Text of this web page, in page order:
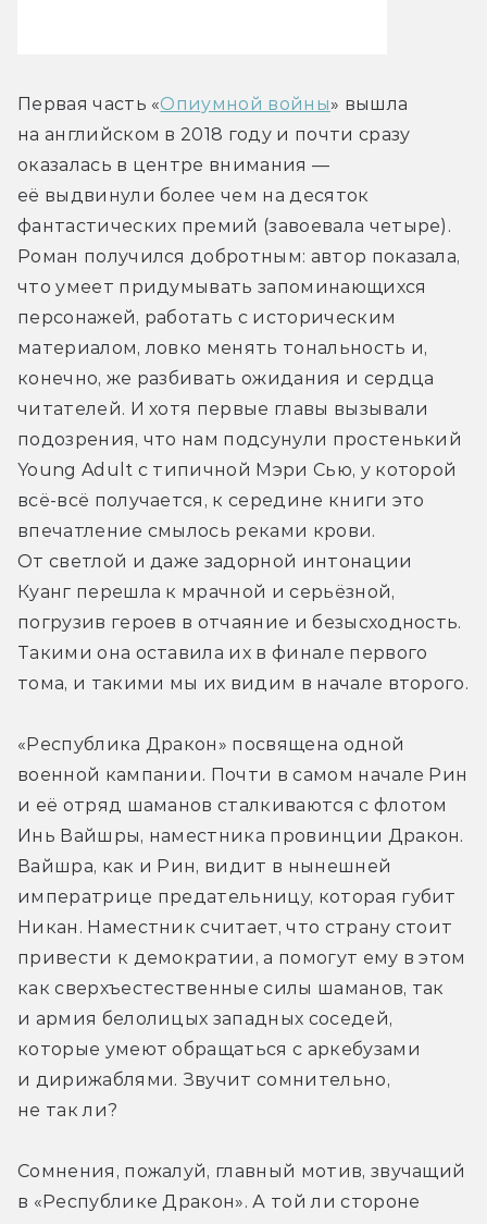
Первая часть «Опиумной войны» вышла
на английском в 2018 году и почти сразу
оказалась в центре внимания —
её выдвинули более чем на десяток
фантастических премий (завоевала четыре).
Роман получился добротным: автор показала,
что умеет придумывать запоминающихся
персонажей, работать с историческим
материалом, ловко менять тональность и,
конечно, же разбивать ожидания и сердца
читателей. И хотя первые главы вызывали
подозрения, что нам подсунули простенький
Young Adult с типичной Мэри Сью, у которой
всё-всё получается, к середине книги это
впечатление смылось реками крови.
От светлой и даже задорной интонации
Куанг перешла к мрачной и серьёзной,
погрузив героев в отчаяние и безысходность.
Такими она оставила их в финале первого
тома, и такими мы их видим в начале второго.
«Республика Дракон» посвящена одной
военной кампании. Почти в самом начале Рин
и её отряд шаманов сталкиваются с флотом
Инь Вайшры, наместника провинции Дракон.
Вайшра, как и Рин, видит в нынешней
императрице предательницу, которая губит
Никан. Наместник считает, что страну стоит
привести к демократии, а помогут ему в этом
как сверхъестественные силы шаманов, так
и армия белолицых западных соседей,
которые умеют обращаться с аркебузами
и дирижаблями. Звучит сомнительно,
не так ли?
Сомнения, пожалуй, главный мотив, звучащий
в «Республике Дракон». А той ли стороне